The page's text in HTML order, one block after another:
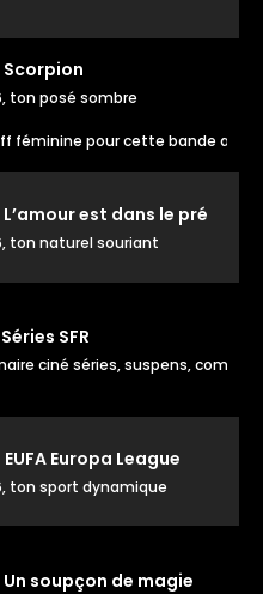
Scorpion
ton posé sombre
féminine pour cette bande
L’amour est dans le pré
ton naturel souriant
SFR
ciné séries, suspens,
EUFA Europa League
ton sport dynamique
Un soupçon de magie